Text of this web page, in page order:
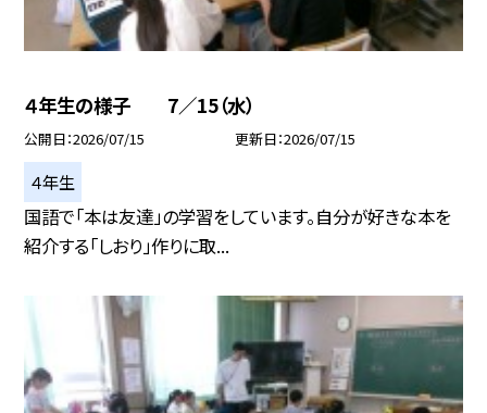
４年生の様子 7／15（水）
公開日 2026/07/15 更新日 2026/07/15
４年生
国語で「本は友達」の学習をしています。自分が好きな本を
紹介する「しおり」作りに取...